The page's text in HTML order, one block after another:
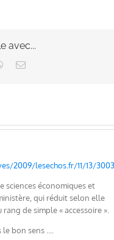
avec...
WhatsApp
Email
2009/lesechos.fr/11/13/
sciences économiques et
qui réduit selon elle
de simple « accessoire ».
bon sens ….